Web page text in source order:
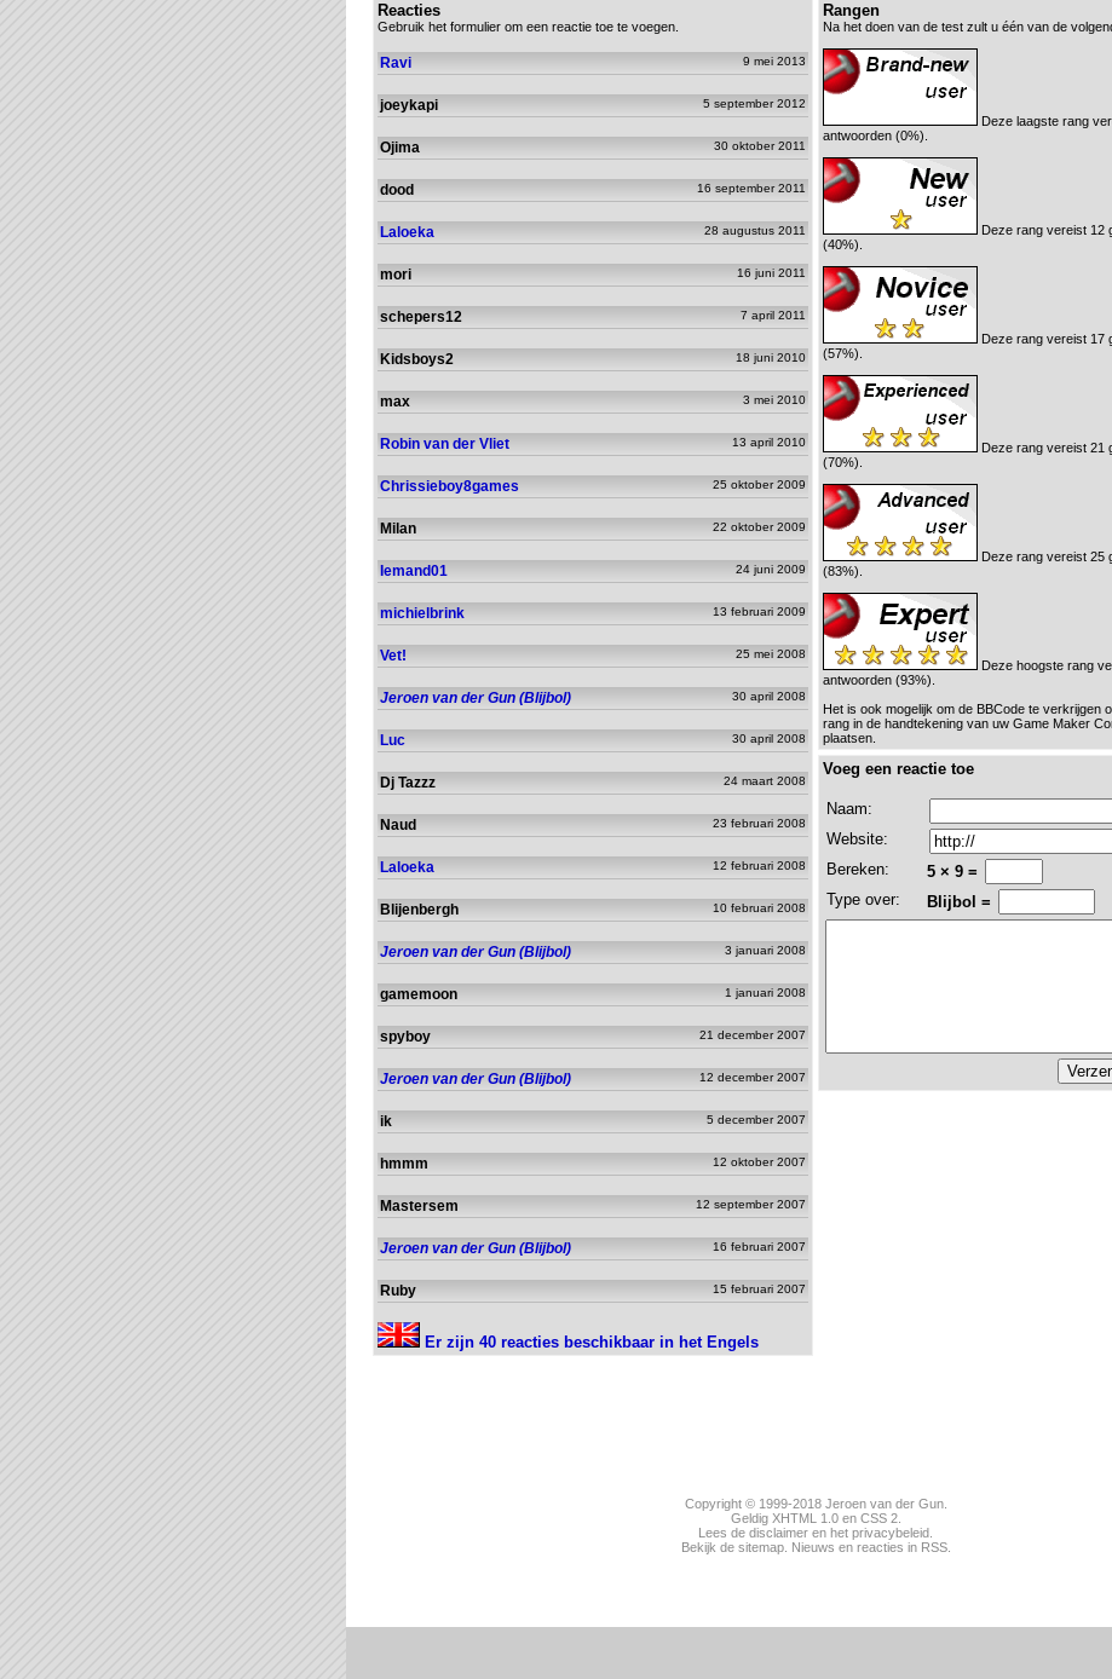
Reacties
Gebruik het formulier om een reactie toe te voegen.
9 mei 2013
Ravi
5 september 2012
joeykapi
30 oktober 2011
Ojima
16 september 2011
dood
28 augustus 2011
Laloeka
16 juni 2011
mori
7 april 2011
schepers12
18 juni 2010
Kidsboys2
3 mei 2010
max
13 april 2010
Robin van der Vliet
25 oktober 2009
Chrissieboy8games
22 oktober 2009
Milan
24 juni 2009
Iemand01
13 februari 2009
michielbrink
25 mei 2008
Vet!
30 april 2008
Jeroen van der Gun (Blijbol)
30 april 2008
Luc
24 maart 2008
Dj Tazzz
23 februari 2008
Naud
12 februari 2008
Laloeka
10 februari 2008
Blijenbergh
3 januari 2008
Jeroen van der Gun (Blijbol)
1 januari 2008
gamemoon
21 december 2007
spyboy
12 december 2007
Jeroen van der Gun (Blijbol)
5 december 2007
ik
12 oktober 2007
hmmm
12 september 2007
Mastersem
16 februari 2007
Jeroen van der Gun (Blijbol)
15 februari 2007
Ruby
Er zijn 40 reacties beschikbaar in het Engels
Rangen
Na het doen van de test zult u één van de
Deze laagste rang
antwoorden (0%).
Deze rang vereist 12
(40%).
Deze rang vereist 17
(57%).
Deze rang vereist 21
(70%).
Deze rang vereist 25
(83%).
Deze hoogste rang
antwoorden (93%).
Het is ook mogelijk om de BBCode te verkrijgen
rang in de handtekening van uw Game Maker
plaatsen.
Voeg een reactie toe
Naam:
Website:
Bereken:
5 × 9 =
Type over:
Blijbol =
Copyright © 1999-2018 Jeroen van der Gun.
Geldig XHTML 1.0en CSS 2.
Lees de disclaimer en het privacybeleid.
Bekijk de sitemap. Nieuws en reacties in RSS.